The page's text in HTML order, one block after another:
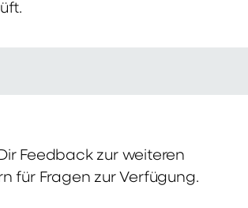
Feedback zur weiteren
für Fragen zur Verfügung.